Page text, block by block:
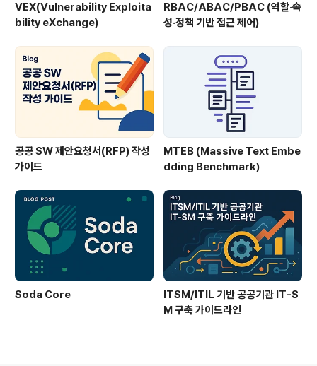
VEX(Vulnerability Exploita
bility eXchange)
RBAC/ABAC/PBAC (역할·속
성·정책 기반 접근 제어)
공공 SW 제안요청서(RFP) 작성
가이드
MTEB (Massive Text Embe
dding Benchmark)
Soda Core
ITSM/ITIL 기반 공공기관 IT-S
M 구축 가이드라인